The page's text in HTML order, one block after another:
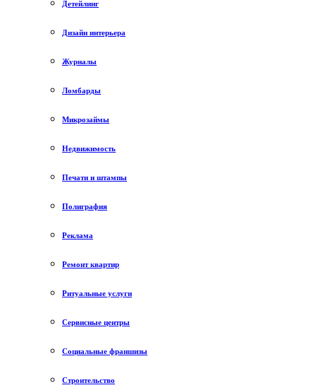
Детейлинг
Дизайн интерьера
Журналы
Ломбарды
Микрозаймы
Недвижимость
Печати и штампы
Полиграфия
Реклама
Ремонт квартир
Ритуальные услуги
Сервисные центры
Социальные франшизы
Строительство